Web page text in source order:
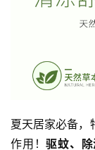
夏天居家必备，
作用！驱蚊、